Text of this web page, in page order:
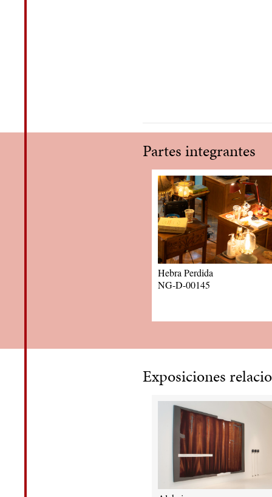
Partes integrantes
Hebra Perdida
NG-D-00145
Exposiciones